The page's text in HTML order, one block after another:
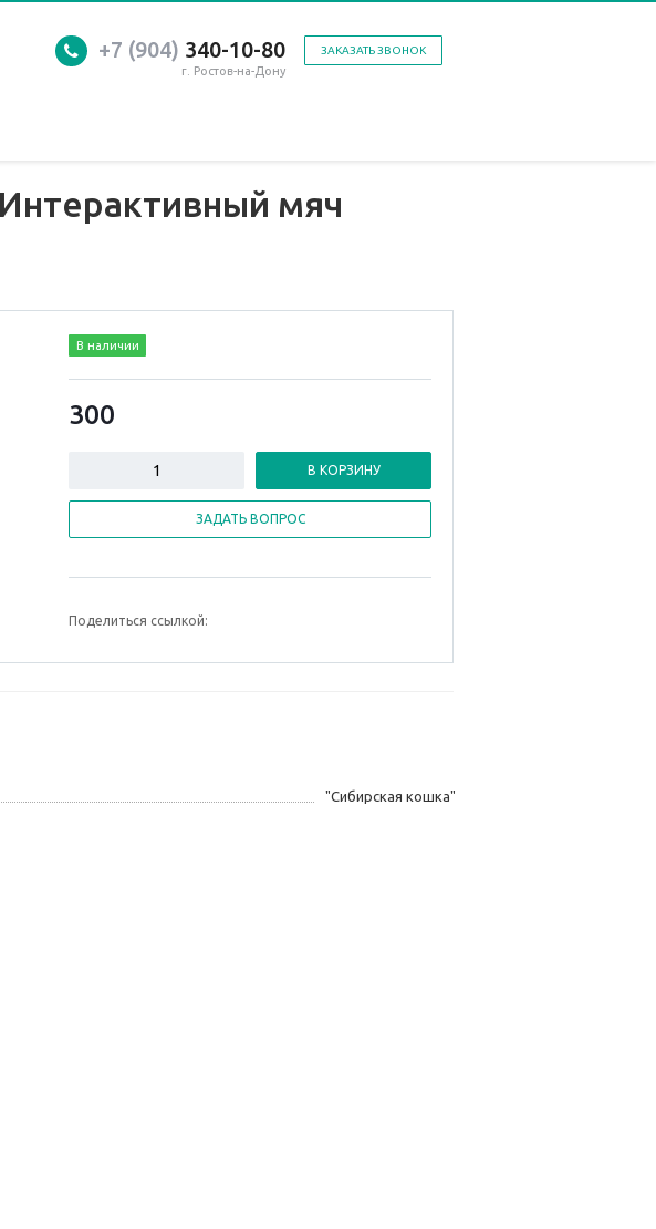
ЗАКАЗАТЬ ЗВОНОК
+7 (904) 340-10-80
г. Ростов-на-Дону
мяч
В наличии
300
В КОРЗИНУ
ЗАДАТЬ ВОПРОС
Поделиться ссылкой:
"Сибирская кошка"